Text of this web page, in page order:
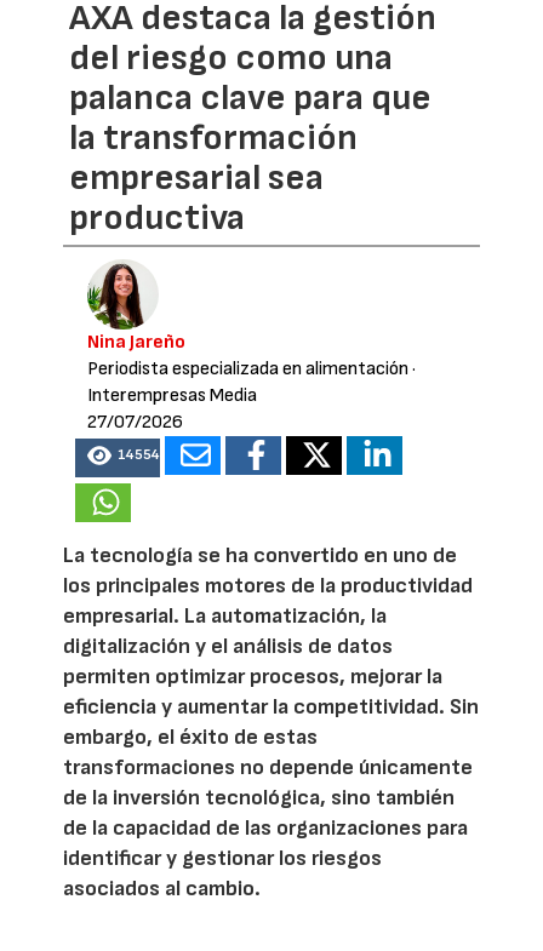
AXA destaca la gestión
del riesgo como una
palanca clave para que
la transformación
empresarial sea
productiva
Nina Jareño
Periodista especializada en alimentación ·
Interempresas Media
27/07/2026
14554
La tecnología se ha convertido en uno de
los principales motores de la productividad
empresarial. La automatización, la
digitalización y el análisis de datos
permiten optimizar procesos, mejorar la
eficiencia y aumentar la competitividad. Sin
embargo, el éxito de estas
transformaciones no depende únicamente
de la inversión tecnológica, sino también
de la capacidad de las organizaciones para
identificar y gestionar los riesgos
asociados al cambio.